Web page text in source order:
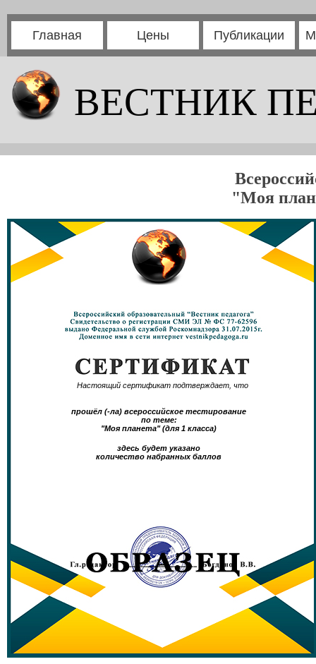
Главная Цены Публикации
ВЕСТНИК
"Моя
Настоящий сертификат подтверждает, что
прошёл (-ла) всероссийское тестирование
по теме:
"Моя планета" (для 1 класса)
здесь будет указано
количество набранных баллов